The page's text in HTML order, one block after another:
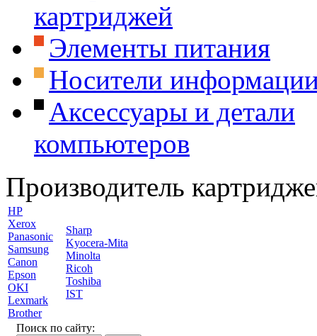
картриджей
Элементы питания
Носители
Аксессуары и детали
компьютеров
Производитель
HP
Xerox
Panasonic
Samsung
Canon
Epson
OKI
Lexmark
Brother
Sharp
Kyocera-Mita
Minolta
Ricoh
Toshiba
IST
Поиск по сайту: